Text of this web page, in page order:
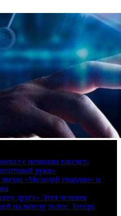
с немцами таксист-
руки»
звезда «Молодой гвардии» и
друга» Этот человек
на потеху толпе. Теперь